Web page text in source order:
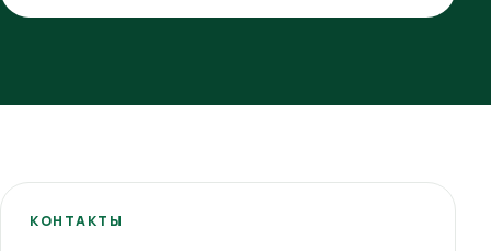
КОНТАКТЫ